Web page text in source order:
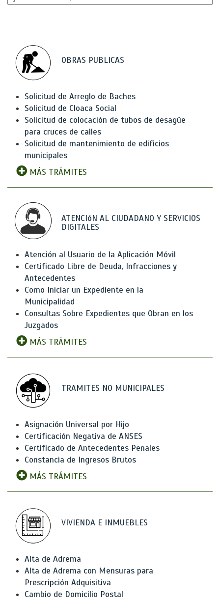
OBRAS PUBLICAS
Solicitud de Arreglo de Baches
Solicitud de Cloaca Social
Solicitud de colocación de tubos de desagüe
para cruces de calles
Solicitud de mantenimiento de edificios
municipales
MÁS TRÁMITES
ATENCIóN AL CIUDADANO Y SERVICIOS
DIGITALES
Atención al Usuario de la Aplicación Móvil
Certificado Libre de Deuda, Infracciones y
Antecedentes
Como Iniciar un Expediente en la
Municipalidad
Consultas Sobre Expedientes que Obran en los
Juzgados
MÁS TRÁMITES
TRAMITES NO MUNICIPALES
Asignación Universal por Hijo
Certificación Negativa de ANSES
Certificado de Antecedentes Penales
Constancia de Ingresos Brutos
MÁS TRÁMITES
VIVIENDA E INMUEBLES
Alta de Adrema
Alta de Adrema con Mensuras para
Prescripción Adquisitiva
Cambio de Domicilio Postal